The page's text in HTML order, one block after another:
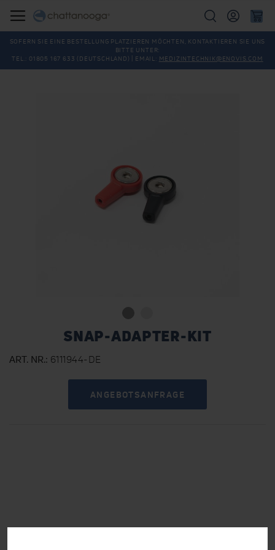
Suche
SOFERN SIE EINE BESTELLUNG PLATZIEREN MÖCHTEN, KONTAKTIEREN SIE UNS
BITTE UNTER:
TEL.: 01805 167 633 (DEUTSCHLAND) | EMAIL: MEDIZINTECHNIK@ENOVIS.COM
SNAP-ADAPTER-KIT
ART. NR. 6111944-DE
ANGEBOTSANFRAGE